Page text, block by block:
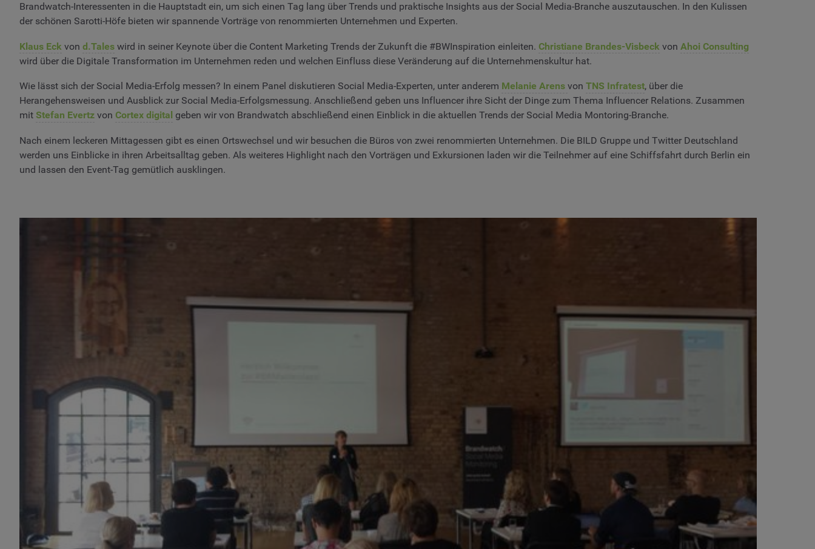
Brandwatch-Interessenten in die Hauptstadt ein, um sich einen Tag lang über Trends und praktische Insights aus der Social Media-Branche auszutauschen. In den Kulissen
der schönen Sarotti-Höfe bieten wir spannende Vorträge von renommierten Unternehmen und Experten.
Klaus Eck von d.Tales wird in seiner Keynote über die Content Marketing Trends der Zukunft die #BWInspiration einleiten. Christiane Brandes-Visbeck von Ahoi Consulting
wird über die Digitale Transformation im Unternehmen reden und welchen Einfluss diese Veränderung auf die Unternehmenskultur hat.
Wie lässt sich der Social Media-Erfolg messen? In einem Panel diskutieren Social Media-Experten, unter anderem Melanie Arens von TNS Infratest, über die
Herangehensweisen und Ausblick zur Social Media-Erfolgsmessung. Anschließend geben uns Influencer ihre Sicht der Dinge zum Thema Influencer Relations. Zusammen
mit Stefan Evertz von Cortex digital geben wir von Brandwatch abschließend einen Einblick in die aktuellen Trends der Social Media Montoring-Branche.
Nach einem leckeren Mittagessen gibt es einen Ortswechsel und wir besuchen die Büros von zwei renommierten Unternehmen. Die BILD Gruppe und Twitter Deutschland
werden uns Einblicke in ihren Arbeitsalltag geben. Als weiteres Highlight nach den Vorträgen und Exkursionen laden wir die Teilnehmer auf eine Schiffsfahrt durch Berlin ein
und lassen den Event-Tag gemütlich ausklingen.